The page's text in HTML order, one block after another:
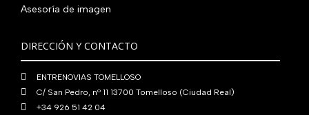
Asesoría de imagen
DIRECCIÓN Y CONTACTO
ENTRENOVIAS TOMELLOSO
C/ San Pedro, nº 11 13700 Tomelloso (Ciudad Real)
+34 926 51 42 04